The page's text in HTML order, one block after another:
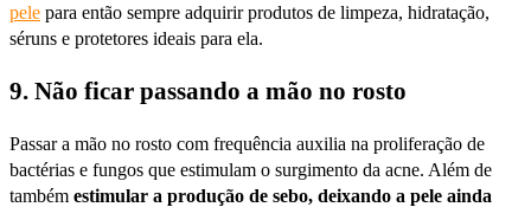
pele para então sempre adquirir produtos de limpeza, hidratação,
séruns e protetores ideais para ela.
9. Não ficar passando a mão no rosto
Passar a mão no rosto com frequência auxilia na proliferação de
bactérias e fungos que estimulam o surgimento da acne. Além de
também estimular a produção de sebo, deixando a pele ainda